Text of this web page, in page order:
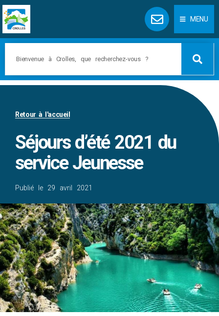
MENU
Retour à l'accueil
Séjours d’été 2021 du
service Jeunesse
Publié le 29 avril 2021
Panneau de gestion des cookies